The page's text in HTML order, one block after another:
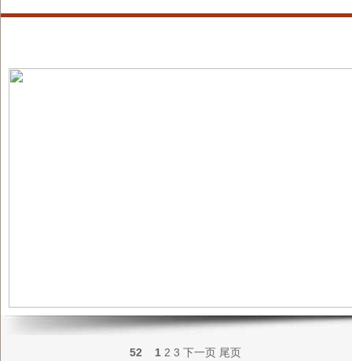
52 1 2 3 下一页 尾页